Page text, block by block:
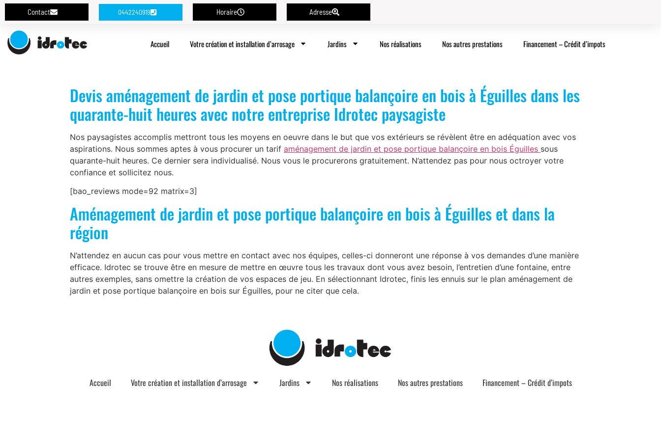
Contact 0442240919 Horaire Adresse
Accueil Votre création et installation d’arrosage Jardins Nos réalisations Nos autres prestations Financement – Crédit d’impots
Devis aménagement de jardin et pose portique balançoire en bois à Éguilles dans les
quarante-huit heures avec notre entreprise Idrotec paysagiste
Nos paysagistes accomplis mettront tous les moyens en oeuvre dans le but que vos extérieurs se révèlent être en adéquation avec vos
aspirations. Nous sommes aptes à vous procurer un tarif aménagement de jardin et pose portique balançoire en bois Éguilles sous
quarante-huit heures. Ce dernier sera individualisé. Nous vous le procurerons gratuitement. N’attendez pas pour nous octroyer votre
confiance et sollicitez nous.
[bao_reviews mode=92 matrix=3]
Aménagement de jardin et pose portique balançoire en bois à Éguilles et dans la
région
N’attendez en aucun cas pour vous mettre en contact avec nos équipes, celles-ci donneront une réponse à vos demandes d’une manière
efficace. Idrotec se trouve être en mesure de mettre en œuvre tous les travaux dont vous avez besoin, l’entretien d’une fontaine, entre
autres exemples, sans omettre la création de vos espaces de jeu. En sélectionnant Idrotec, finis les ennuis sur le plan aménagement de
jardin et pose portique balançoire en bois sur Éguilles, pour ne citer que cela.
Accueil Votre création et installation d’arrosage Jardins Nos réalisations Nos autres prestations Financement – Crédit d’impots